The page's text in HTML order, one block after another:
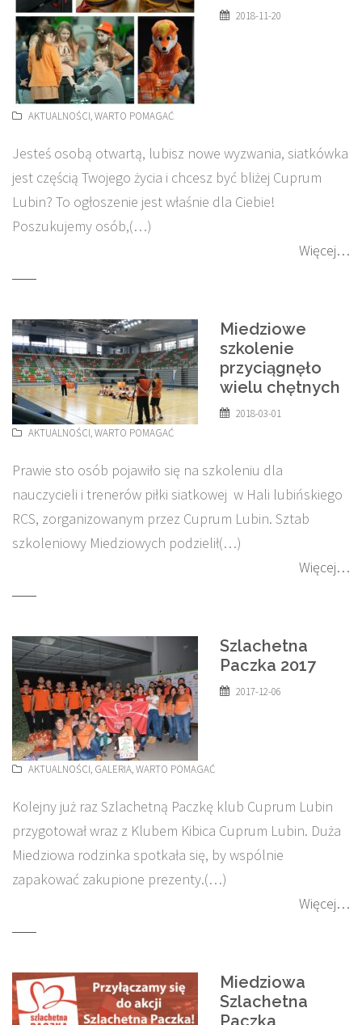
2018-11-20
AKTUALNOŚCI,WARTO POMAGAĆ
Jesteś osobą otwartą, lubisz nowe wyzwania, siatkówka
jest częścią Twojego życia i chcesz być bliżej Cuprum
Lubin? To ogłoszenie jest właśnie dla Ciebie!
Poszukujemy osób,(…)
Więcej…
Miedziowe
szkolenie
przyciągnęło
wielu chętnych
2018-03-01
AKTUALNOŚCI,WARTO POMAGAĆ
Prawie sto osób pojawiło się na szkoleniu dla
nauczycieli i trenerów piłki siatkowej w Hali lubińskiego
RCS, zorganizowanym przez Cuprum Lubin. Sztab
szkoleniowy Miedziowych podzielił(…)
Więcej…
Szlachetna
Paczka 2017
2017-12-06
AKTUALNOŚCI, GALERIA,WARTO POMAGAĆ
Kolejny już raz Szlachetną Paczkę klub Cuprum Lubin
przygotował wraz z Klubem Kibica Cuprum Lubin. Duża
Miedziowa rodzinka spotkała się, by wspólnie
zapakować zakupione prezenty.(…)
Więcej…
Miedziowa
Szlachetna
Paczka